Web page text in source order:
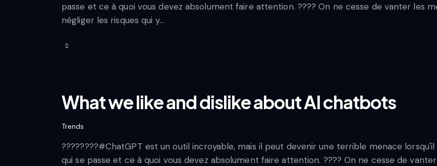
passe et ce à quoi vous devez absolument faire attention. ???? On ne cesse de vanter les
négliger les risques qui y…
What we like and dislike about AI chatbots
Trends
????????#ChatGPT est un outil incroyable, mais il peut devenir une terrible menace
qui se passe et ce à quoi vous devez absolument faire attention. ???? On ne cesse de